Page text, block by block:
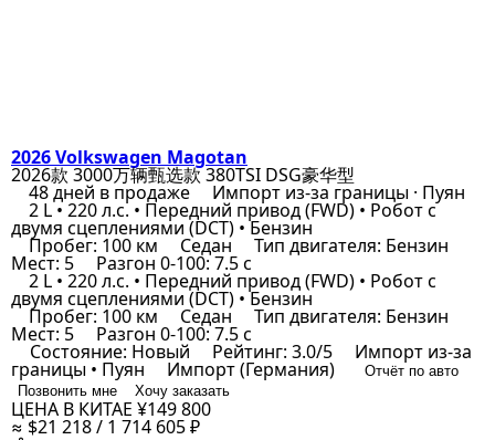
2026 Volkswagen Magotan
2026款 3000万辆甄选款 380TSI DSG豪华型
48 дней в продаже Импорт из-за границы · Пуян
2 L • 220 л.с. • Передний привод (FWD) • Робот с
двумя сцеплениями (DCT) • Бензин
Пробег: 100 км Седан Тип двигателя: Бензин
Мест: 5 Разгон 0-100: 7.5 с
2 L • 220 л.с. • Передний привод (FWD) • Робот с
двумя сцеплениями (DCT) • Бензин
Пробег: 100 км Седан Тип двигателя: Бензин
Мест: 5 Разгон 0-100: 7.5 с
Состояние: Новый Рейтинг: 3.0/5 Импорт из-за
границы • Пуян Импорт (Германия)
Отчёт по авто
Позвонить мне
Хочу заказать
ЦЕНА В КИТАЕ ¥149 800
≈ $21 218 / 1 714 605 ₽